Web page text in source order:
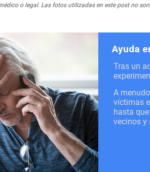
o legal. Las fotos utilizadas en este post no
Ayuda
Tras un
A
víctimas
hasta
vecinos y